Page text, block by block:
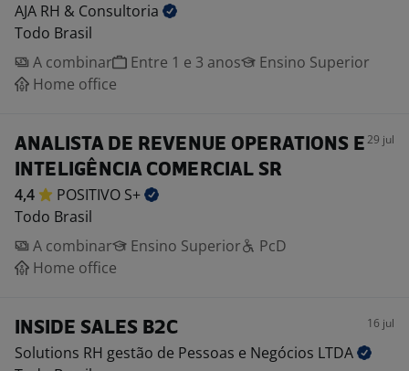
AJA RH & Consultoria
Todo Brasil
A combinar
Entre 1 e 3 anos
Ensino Superior
Home office
ANALISTA DE REVENUE OPERATIONS E
INTELIGÊNCIA COMERCIAL SR
29 jul
4,4 POSITIVO S+
Todo Brasil
A combinar
Ensino Superior
PcD
Home office
INSIDE SALES B2C 16 jul
Solutions RH gestão de Pessoas e Negócios LTDA